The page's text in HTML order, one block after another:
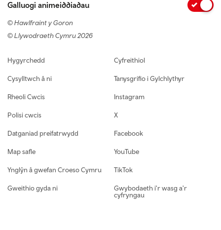
Galluogi animeiddiadau
© Hawlfraint y Goron
© Llywodraeth Cymru 2026
Footer navigation
Hygyrchedd
Cysylltwch â ni
Rheoli Cwcis
Polisi cwcis
Datganiad preifatrwydd
Map safle
Ynglŷn â gwefan Croeso Cymru
Gweithio gyda ni
Cyfreithiol
Tanysgrifio i Gylchlythyr
Instagram
X
Facebook
YouTube
TikTok
Gwybodaeth i'r wasg a'r
cyfryngau